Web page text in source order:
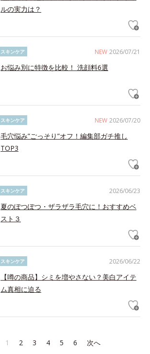
ルの実力は？
NEW 2026/07/21
スキンケア
お悩み別に特徴を比較！ 洗顔料6選
NEW 2026/07/20
スキンケア
毛穴悩み”ごっそり”オフ！編集部ガチ推し
TOP3
2026/06/23
スキンケア
夏のぽつぽつ・ザラザラ毛穴に！おすすめベ
スト３
2026/06/22
スキンケア
【噂の商品】シミを増やさない？美白アイテ
ム真相に迫る
1 2 3 4 5 6 次へ